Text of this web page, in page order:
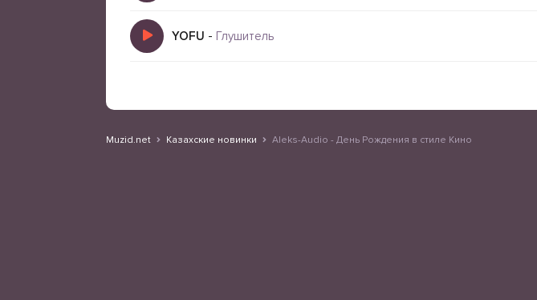
YOFU - Глушитель
Muzid.net Казахские новинки Aleks-Audio - День Рождения в стиле Кино